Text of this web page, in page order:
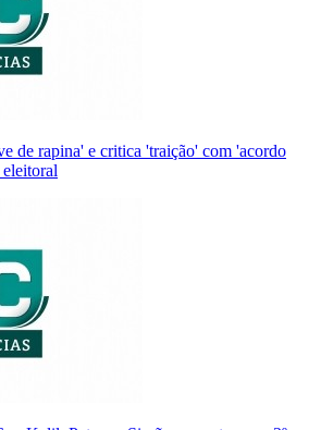
de rapina' e critica 'traição' com 'acordo